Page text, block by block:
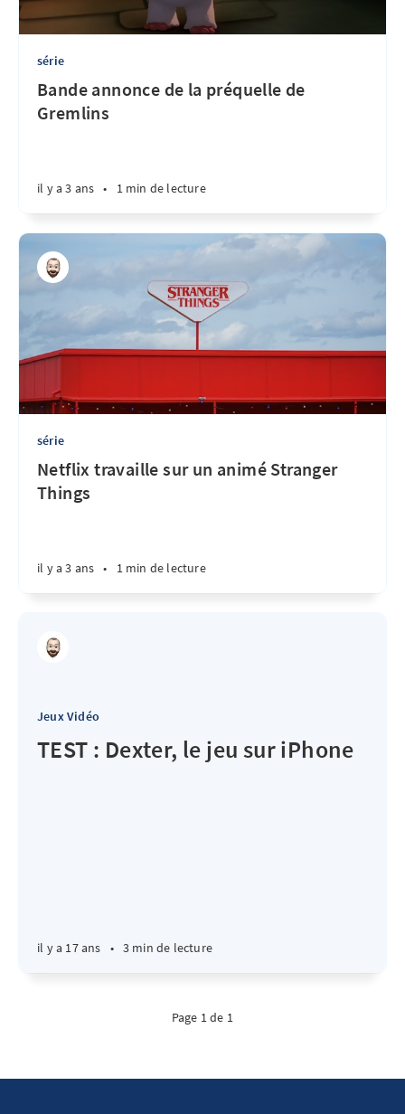
série
Bande annonce de la préquelle de
Gremlins
il y a 3 ans • 1 min de lecture
série
Netflix travaille sur un animé Stranger
Things
il y a 3 ans • 1 min de lecture
Jeux Vidéo
TEST : Dexter, le jeu sur iPhone
il y a 17 ans • 3 min de lecture
Page 1 de 1